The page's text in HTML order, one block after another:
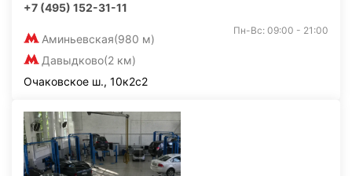
+7 (495) 152-31-11
Аминьевская(980 м)
Давыдково(2 км)
Пн-Вс: 09:00 - 21:00
Очаковское ш., 10к2с2